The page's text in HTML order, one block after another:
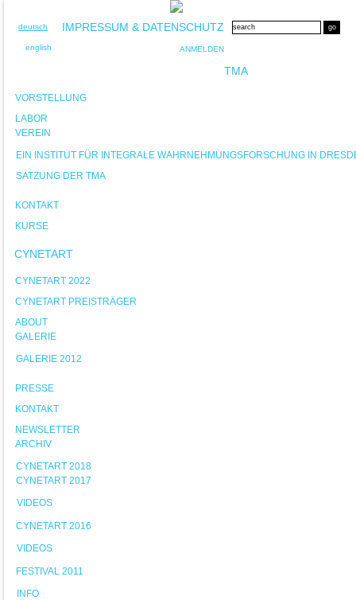
deutsch
english
IMPRESSUM & DATENSCHUTZ
ANMELDEN
TMA
VORSTELLUNG
LABOR
VEREIN
EIN INSTITUT FÜR INTEGRALE WAHRNEHMUNGSFORSCHUNG IN
SATZUNG DER TMA
KONTAKT
KURSE
CYNETART
CYNETART 2022
CYNETART PREISTRÄGER
ABOUT
GALERIE
GALERIE 2012
PRESSE
KONTAKT
NEWSLETTER
ARCHIV
CYNETART 2018
CYNETART 2017
VIDEOS
CYNETART 2016
VIDEOS
FESTIVAL 2011
INFO